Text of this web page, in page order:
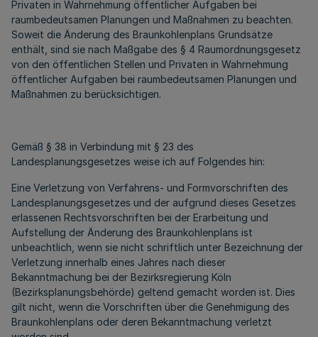
Privaten in Wahrnehmung öffentlicher Aufgaben bei
raumbedeutsamen Planungen und Maßnahmen zu beachten.
Soweit die Änderung des Braunkohlenplans Grundsätze
enthält, sind sie nach Maßgabe des § 4 Raumordnungsgesetz
von den öffentlichen Stellen und Privaten in Wahrnehmung
öffentlicher Aufgaben bei raumbedeutsamen Planungen und
Maßnahmen zu berücksichtigen.
Gemäß § 38 in Verbindung mit § 23 des
Landesplanungsgesetzes weise ich auf Folgendes hin:
Eine Verletzung von Verfahrens- und Formvorschriften des
Landesplanungsgesetzes und der aufgrund dieses Gesetzes
erlassenen Rechtsvorschriften bei der Erarbeitung und
Aufstellung der Änderung des Braunkohlenplans ist
unbeachtlich, wenn sie nicht schriftlich unter Bezeichnung der
Verletzung innerhalb eines Jahres nach dieser
Bekanntmachung bei der Bezirksregierung Köln
(Bezirksplanungsbehörde) geltend gemacht worden ist. Dies
gilt nicht, wenn die Vorschriften über die Genehmigung des
Braunkohlenplans oder deren Bekanntmachung verletzt